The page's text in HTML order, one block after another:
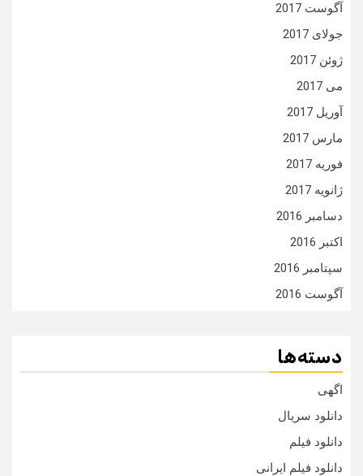
آگوست 2017
جولای 2017
ژوئن 2017
می 2017
آوریل 2017
مارس 2017
فوریه 2017
ژانویه 2017
دسامبر 2016
اکتبر 2016
سپتامبر 2016
آگوست 2016
دسته‌ها
اگهی
دانلود سریال
دانلود فیلم
دانلود فیلم ایرانی